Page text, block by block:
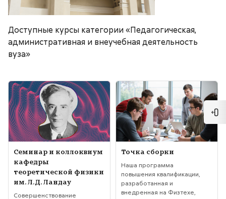
Доступные курсы категории «Педагогическая,
административная и внеучебная деятельность
вуза»
Изображение курса" Семинар и коллоквиум кафедры
Изображение курса
Название курса
Семинар и коллоквиум
кафедры
теоретической физики
им. Л.Д. Ландау
Текст краткого изложения курса:
Совершенствование
Изображение курса" Точка
Изображение курса
Название курса
Точка сборки
Текст краткого изложения курса:
Наша программа
повышения квалификации,
разработанная и
внедренная на Физтехе,